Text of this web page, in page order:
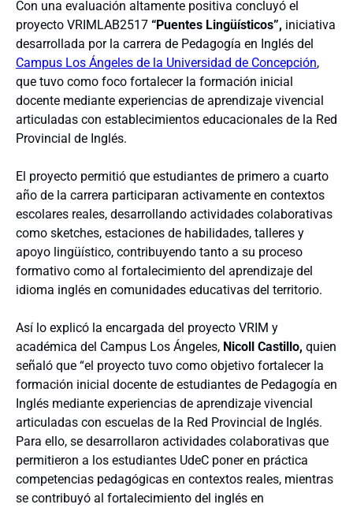
Con una evaluación altamente positiva concluyó el
proyecto VRIMLAB2517 “Puentes Lingüísticos”, iniciativa
desarrollada por la carrera de Pedagogía en Inglés del
Campus Los Ángeles de la Universidad de Concepción,
que tuvo como foco fortalecer la formación inicial
docente mediante experiencias de aprendizaje vivencial
articuladas con establecimientos educacionales de la Red
Provincial de Inglés.
El proyecto permitió que estudiantes de primero a cuarto
año de la carrera participaran activamente en contextos
escolares reales, desarrollando actividades colaborativas
como sketches, estaciones de habilidades, talleres y
apoyo lingüístico, contribuyendo tanto a su proceso
formativo como al fortalecimiento del aprendizaje del
idioma inglés en comunidades educativas del territorio.
Así lo explicó la encargada del proyecto VRIM y
académica del Campus Los Ángeles, Nicoll Castillo, quien
señaló que “el proyecto tuvo como objetivo fortalecer la
formación inicial docente de estudiantes de Pedagogía en
Inglés mediante experiencias de aprendizaje vivencial
articuladas con escuelas de la Red Provincial de Inglés.
Para ello, se desarrollaron actividades colaborativas que
permitieron a los estudiantes UdeC poner en práctica
competencias pedagógicas en contextos reales, mientras
se contribuyó al fortalecimiento del inglés en